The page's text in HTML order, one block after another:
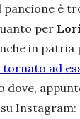
pancione è
per
in
tornato ad
dove,
Instagram: